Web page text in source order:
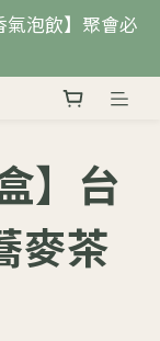
泡飲】聚會必
】台
麥茶